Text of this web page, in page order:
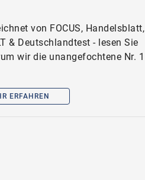
von FOCUS, Handelsblatt,
& Deutschlandtest - lesen Sie
wir die unangefochtene Nr. 1
ERFAHREN